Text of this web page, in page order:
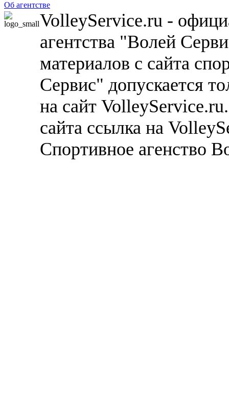
Об агентстве
VolleyService.ru -
агентства "Волей
материалов с сайта
Сервис" допускается
на сайт
сайта ссылка на
Спортивное агенство